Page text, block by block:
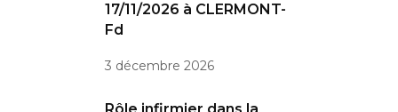
17/11/2026 à CLERMONT-
Fd
3 décembre 2026